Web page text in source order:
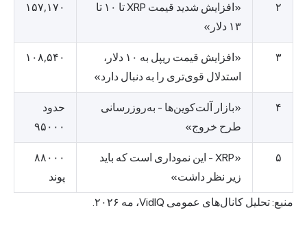
۲
«افزایش شدید قیمت XRP تا ۱۰ تا
۱۳ دلار»
۱۵۷,۱۷۰
۳
«افزایش قیمت ریپل به ۱۰ دلار،
استدلال قوی‌تری را به دنبال دارد»
۱۰۸,۵۴۰
۴
«بازار آلت‌کوین‌ها - به‌روزرسانی
طرح خروج»
حدود
۹۵۰۰۰
۵
«XRP - این نموداری است که باید
زیر نظر داشت»
۸۸۰۰۰
پوند
منبع: تحلیل کانال‌های عمومی VidIQ، مه ۲۰۲۶.